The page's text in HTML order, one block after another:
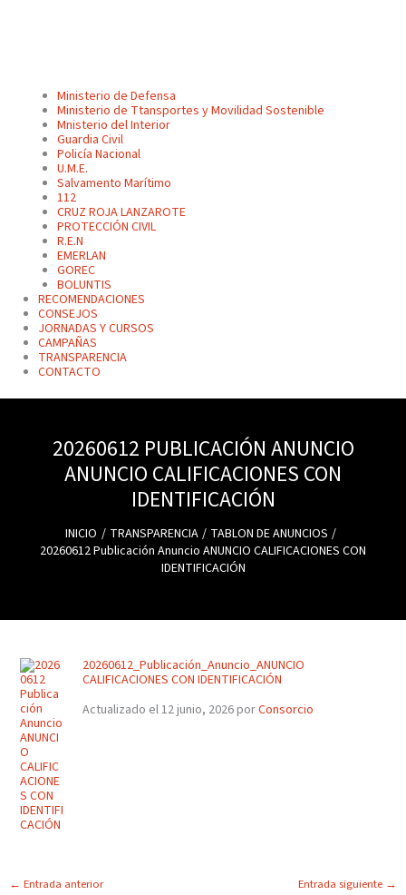
Ministerio de Defensa
Ministerio de Ttansportes y Movilidad Sostenible
Mnisterio del Interior
Guardia Civil
Policía Nacional
U.M.E.
Salvamento Marítimo
112
CRUZ ROJA LANZAROTE
PROTECCIÓN CIVIL
R.E.N
EMERLAN
GOREC
BOLUNTIS
RECOMENDACIONES
CONSEJOS
JORNADAS Y CURSOS
CAMPAÑAS
TRANSPARENCIA
CONTACTO
20260612 PUBLICACIÓN ANUNCIO
ANUNCIO CALIFICACIONES CON
IDENTIFICACIÓN
INICIO TRANSPARENCIA
TABLON DE ANUNCIOS
20260612 Publicación Anuncio ANUNCIO CALIFICACIONES CON
IDENTIFICACIÓN
20260612_Publicación_Anuncio_ANUNCIO
CALIFICACIONES CON IDENTIFICACIÓN
Actualizado el 12 junio, 2026 porConsorcio
← Entrada anterior Entrada siguiente →